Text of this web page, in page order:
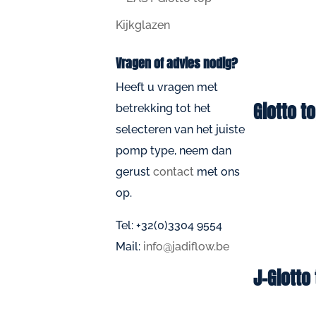
Kijkglazen
Vragen of advies nodig?
Heeft u vragen met
betrekking tot het
selecteren van het juiste
pomp type, neem dan
gerustcontact met ons
op.
Tel: +32(0)3304 9554
Mail: info@jadiflow.be
Giotto
J-